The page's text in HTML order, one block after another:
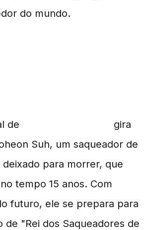
do mundo.
de
gira
Suh, um saqueador de
para morrer, que
tempo 15 anos. Com
futuro, ele se prepara para
de "Rei dos Saqueadores de